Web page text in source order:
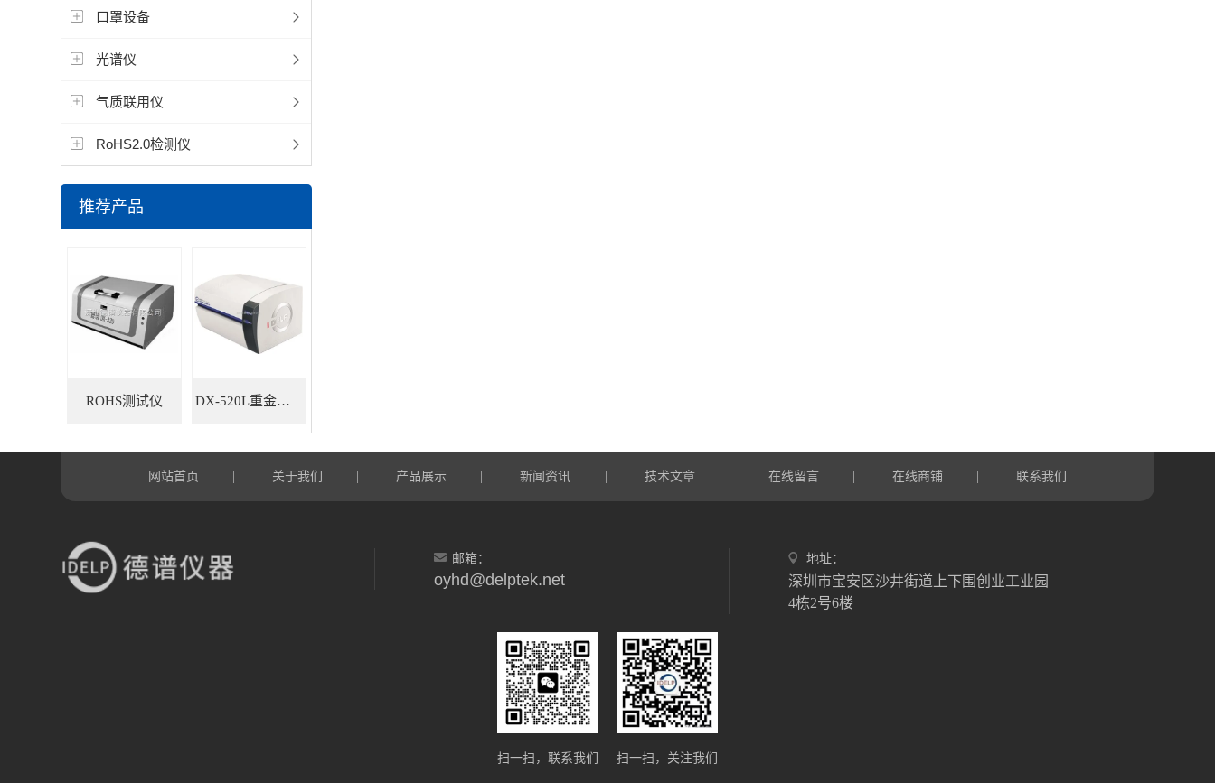
口罩设备
光谱仪
气质联用仪
RoHS2.0检测仪
推荐产品
ROHS测试仪 DX-520L重金属ROHS检测仪
网站首页 关于我们 产品展示 新闻资讯 技术文章 在线留言 在线商铺 联系我们
邮箱：
oyhd@delptek.net
地址：
深圳市宝安区沙井街道上下围创业工业园
4栋2号6楼
扫一扫，联系我们 扫一扫，关注我们